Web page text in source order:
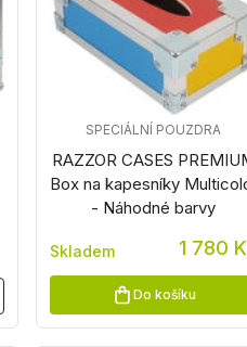
RAZZOR CASES
Box na kapesníky
- Náhodné barvy
SPECIÁLNÍ POUZDRA
Skladem 1 780
Do košíku